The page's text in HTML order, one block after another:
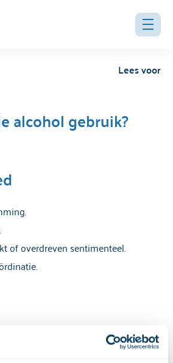
Lees voor
alcohol gebruik?
of overdreven sentimenteel.